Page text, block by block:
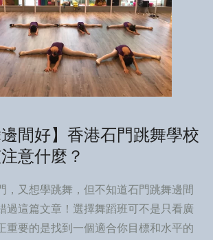
邊間好】香港石門跳舞學校
意什麼？
，又想學跳舞，但不知道石門跳舞邊間
過這篇文章！選擇舞蹈班可不是只看廣
重要的是找到一個適合你目標和水平的